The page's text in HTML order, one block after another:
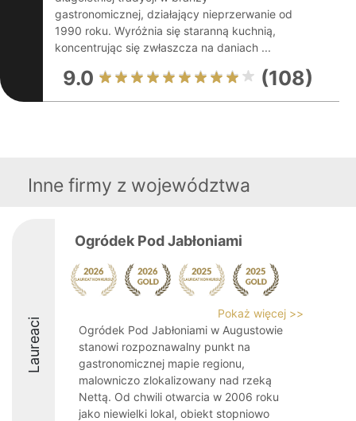
gastronomicznej, działający nieprzerwanie od
1990 roku. Wyróżnia się staranną kuchnią,
koncentrując się zwłaszcza na daniach ...
9.0 (108)
Inne firmy z województwa
Laureaci
Ogródek Pod Jabłoniami
Pokaż więcej >>
Ogródek Pod Jabłoniami w Augustowie
stanowi rozpoznawalny punkt na
gastronomicznej mapie regionu,
malowniczo zlokalizowany nad rzeką
Nettą. Od chwili otwarcia w 2006 roku
jako niewielki lokal, obiekt stopniowo